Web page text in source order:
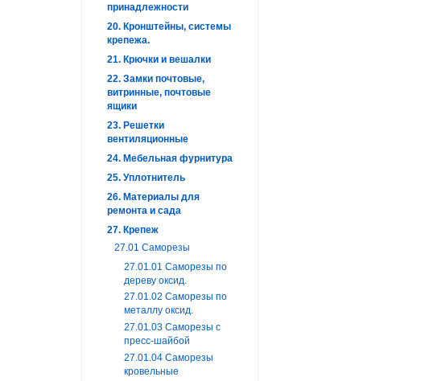
принадлежности
20. Кронштейны, системы
крепежа.
21. Крючки и вешалки
22. Замки почтовые,
витринные, почтовые
ящики
23. Решетки
вентиляционные
24. Мебельная фурнитура
25. Уплотнитель
26. Материалы для
ремонта и сада
27. Крепеж
27.01 Саморезы
27.01.01 Саморезы по
дереву оксид.
27.01.02 Саморезы по
металлу оксид.
27.01.03 Саморезы с
пресс-шайбой
27.01.04 Саморезы
кровельные